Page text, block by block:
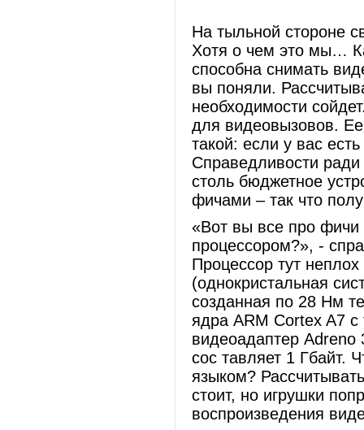
На тыльной стороне
Хотя о чем это мы…
способна снимать
вы поняли.
необходимости
для видеовызовов.
такой: если у вас
Справедливости ради
столь бюджетное
фичами – так что
«Вот вы все про фичи
процессором?», -
Процессор тут
(однокристальная
созданная по 28 Нм
ядра ARM Cortex A7 с
видеоадаптер
сос тавляет 1 Гбайт.
языком?
стоит, но игрушки
воспроизведения